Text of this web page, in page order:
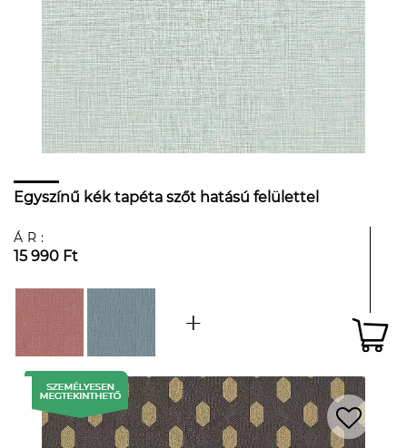
Egyszínű kék tapéta szőt hatású felülettel
ÁR:
15 990 Ft